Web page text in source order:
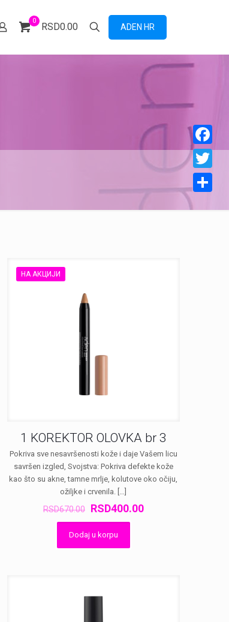
0
RSD0.00 ADEN HR
НА АКЦИЈИ
1 KOREKTOR OLOVKA br 3
Pokriva sve nesavršenosti kože i daje Vašem licu
savršen izgled, Svojstva: Pokriva defekte kože
kao što su akne, tamne mrlje, kolutove oko očiju,
ožiljke i crvenila.
RSD670.00 Оригинална
цена
је
била:
RSD400.00Тренутна
Dodaj u korpu
Facebook
Twitter